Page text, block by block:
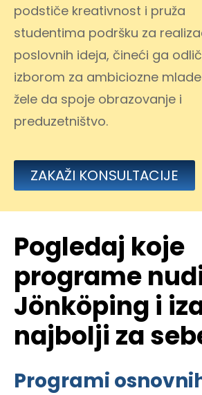
podstiče kreativnost i pruža
studentima podršku za
poslovnih ideja, čineći ga
izborom za ambiciozne
žele da spoje obrazovanje i
preduzetništvo.
ZAKAŽI KONSULTACIJE
Pogledaj koje
programe
Jönköping i
najbolji za
Programi